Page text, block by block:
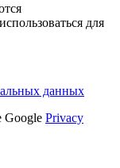
для
данных
Google Privacy